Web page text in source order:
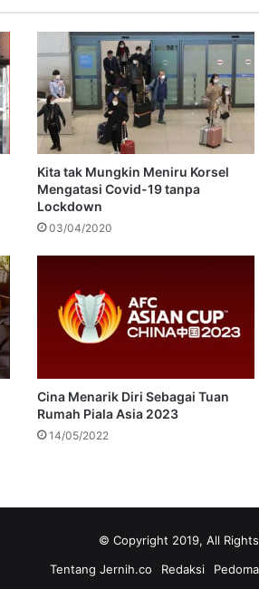
Kita tak Mungkin Meniru Korsel
Mengatasi Covid-19 tanpa
Lockdown
03/04/2020
Cina Menarik Diri Sebagai Tuan
Rumah Piala Asia 2023
14/05/2022
© Copyright 2019, All
Tentang Jernih.co
Redaksi